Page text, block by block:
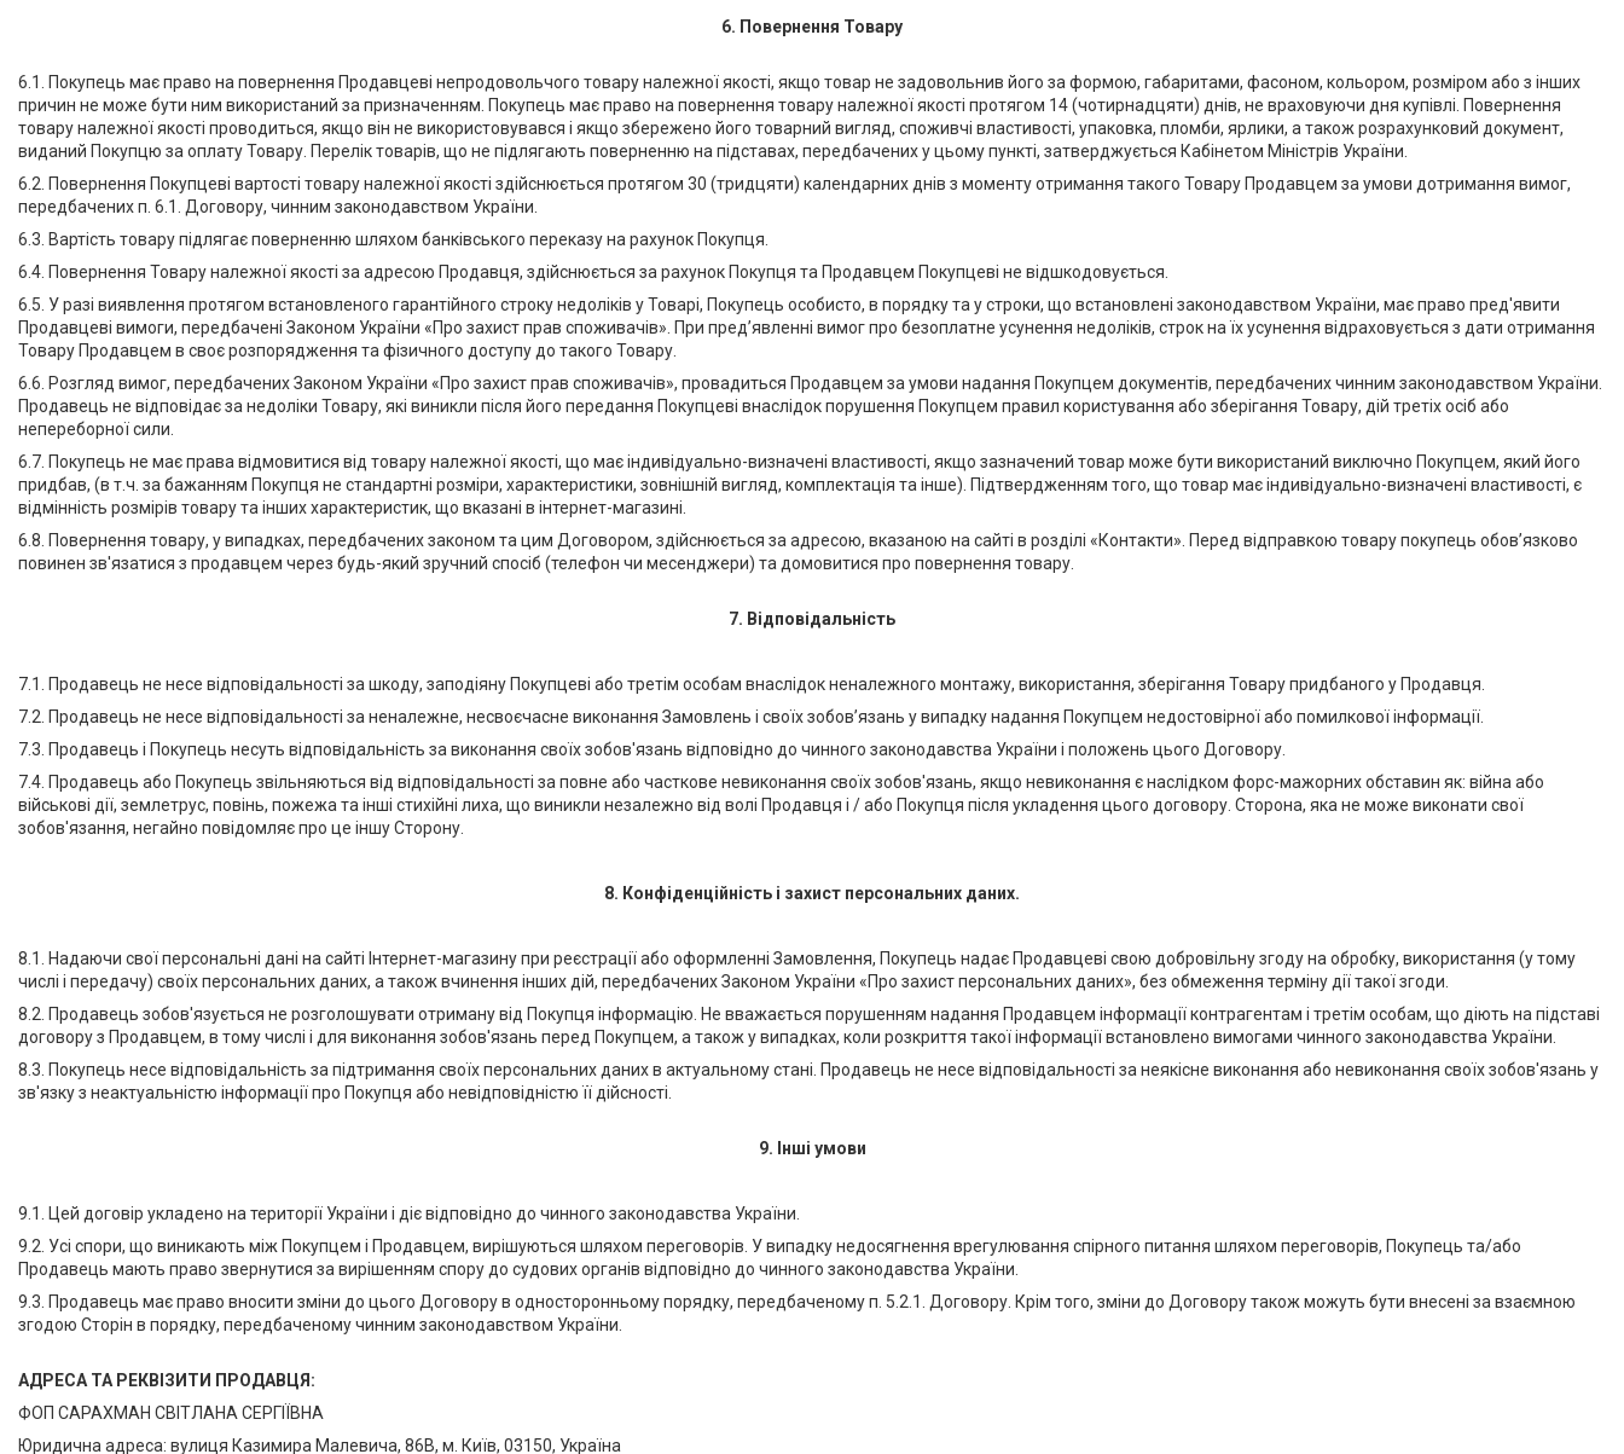
6. Повернення Товару
6.1. Покупець має право на повернення Продавцеві непродовольчого товару належної якості, якщо товар не задовольнив його за формою, габаритами, фасоном, кольором, розміром або з інших
причин не може бути ним використаний за призначенням. Покупець має право на повернення товару належної якості протягом 14 (чотирнадцяти) днів, не враховуючи дня купівлі. Повернення
товару належної якості проводиться, якщо він не використовувався і якщо збережено його товарний вигляд, споживчі властивості, упаковка, пломби, ярлики, а також розрахунковий документ,
виданий Покупцю за оплату Товару. Перелік товарів, що не підлягають поверненню на підставах, передбачених у цьому пункті, затверджується Кабінетом Міністрів України.
6.2. Повернення Покупцеві вартості товару належної якості здійснюється протягом 30 (тридцяти) календарних днів з моменту отримання такого Товару Продавцем за умови дотримання вимог,
передбачених п. 6.1. Договору, чинним законодавством України.
6.3. Вартість товару підлягає поверненню шляхом банківського переказу на рахунок Покупця.
6.4. Повернення Товару належної якості за адресою Продавця, здійснюється за рахунок Покупця та Продавцем Покупцеві не відшкодовується.
6.5. У разі виявлення протягом встановленого гарантійного строку недоліків у Товарі, Покупець особисто, в порядку та у строки, що встановлені законодавством України, має право пред'явити
Продавцеві вимоги, передбачені Законом України «Про захист прав споживачів». При пред’явленні вимог про безоплатне усунення недоліків, строк на їх усунення відраховується з дати отримання
Товару Продавцем в своє розпорядження та фізичного доступу до такого Товару.
6.6. Розгляд вимог, передбачених Законом України «Про захист прав споживачів», провадиться Продавцем за умови надання Покупцем документів, передбачених чинним законодавством України.
Продавець не відповідає за недоліки Товару, які виникли після його передання Покупцеві внаслідок порушення Покупцем правил користування або зберігання Товару, дій третіх осіб або
непереборної сили.
6.7. Покупець не має права відмовитися від товару належної якості, що має індивідуально-визначені властивості, якщо зазначений товар може бути використаний виключно Покупцем, який його
придбав, (в т.ч. за бажанням Покупця не стандартні розміри, характеристики, зовнішній вигляд, комплектація та інше). Підтвердженням того, що товар має індивідуально-визначені властивості, є
відмінність розмірів товару та інших характеристик, що вказані в інтернет-магазині.
6.8. Повернення товару, у випадках, передбачених законом та цим Договором, здійснюється за адресою, вказаною на сайті в розділі «Контакти». Перед відправкою товару покупець обов’язково
повинен зв'язатися з продавцем через будь-який зручний спосіб (телефон чи месенджери) та домовитися про повернення товару.
7. Відповідальність
7.1. Продавець не несе відповідальності за шкоду, заподіяну Покупцеві або третім особам внаслідок неналежного монтажу, використання, зберігання Товару придбаного у Продавця.
7.2. Продавець не несе відповідальності за неналежне, несвоєчасне виконання Замовлень і своїх зобов’язань у випадку надання Покупцем недостовірної або помилкової інформації.
7.3. Продавець і Покупець несуть відповідальність за виконання своїх зобов'язань відповідно до чинного законодавства України і положень цього Договору.
7.4. Продавець або Покупець звільняються від відповідальності за повне або часткове невиконання своїх зобов'язань, якщо невиконання є наслідком форс-мажорних обставин як: війна або
військові дії, землетрус, повінь, пожежа та інші стихійні лиха, що виникли незалежно від волі Продавця і / або Покупця після укладення цього договору. Сторона, яка не може виконати свої
зобов'язання, негайно повідомляє про це іншу Сторону.
8. Конфіденційність і захист персональних даних.
8.1. Надаючи свої персональні дані на сайті Інтернет-магазину при реєстрації або оформленні Замовлення, Покупець надає Продавцеві свою добровільну згоду на обробку, використання (у тому
числі і передачу) своїх персональних даних, а також вчинення інших дій, передбачених Законом України «Про захист персональних даних», без обмеження терміну дії такої згоди.
8.2. Продавець зобов'язується не розголошувати отриману від Покупця інформацію. Не вважається порушенням надання Продавцем інформації контрагентам і третім особам, що діють на підставі
договору з Продавцем, в тому числі і для виконання зобов'язань перед Покупцем, а також у випадках, коли розкриття такої інформації встановлено вимогами чинного законодавства України.
8.3. Покупець несе відповідальність за підтримання своїх персональних даних в актуальному стані. Продавець не несе відповідальності за неякісне виконання або невиконання своїх зобов'язань у
зв'язку з неактуальністю інформації про Покупця або невідповідністю її дійсності.
9. Інші умови
9.1. Цей договір укладено на території України і діє відповідно до чинного законодавства України.
9.2. Усі спори, що виникають між Покупцем і Продавцем, вирішуються шляхом переговорів. У випадку недосягнення врегулювання спірного питання шляхом переговорів, Покупець та/або
Продавець мають право звернутися за вирішенням спору до судових органів відповідно до чинного законодавства України.
9.3. Продавець має право вносити зміни до цього Договору в односторонньому порядку, передбаченому п. 5.2.1. Договору. Крім того, зміни до Договору також можуть бути внесені за взаємною
згодою Сторін в порядку, передбаченому чинним законодавством України.
АДРЕСА ТА РЕКВІЗИТИ ПРОДАВЦЯ:
ФОП САРАХМАН СВІТЛАНА СЕРГІЇВНА
Юридична адреса: вулиця Казимира Малевича, 86В, м. Київ, 03150, Україна